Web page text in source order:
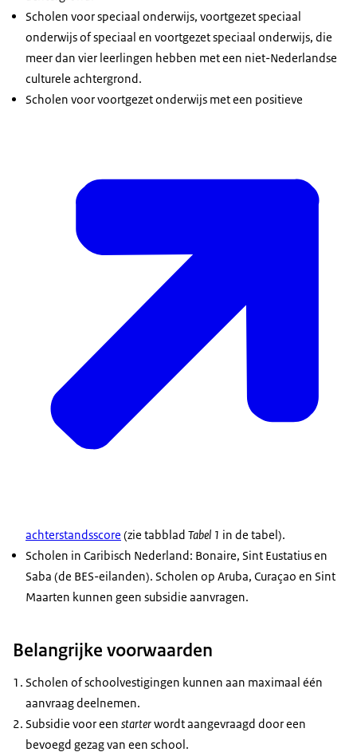
Scholen voor speciaal onderwijs, voortgezet speciaal
onderwijs of speciaal en voortgezet speciaal onderwijs, die
meer dan vier leerlingen hebben met een niet-Nederlandse
culturele achtergrond.
Scholen voor voortgezet onderwijs met een positieve
achterstandsscore (zie tabblad Tabel 1 in de tabel).
Scholen in Caribisch Nederland: Bonaire, Sint Eustatius en
Saba (de BES-eilanden). Scholen op Aruba, Curaçao en Sint
Maarten kunnen geen subsidie aanvragen.
Belangrijke voorwaarden
Scholen of schoolvestigingen kunnen aan maximaal één
aanvraag deelnemen.
Subsidie voor een starterwordt aangevraagd door een
bevoegd gezag van een school.